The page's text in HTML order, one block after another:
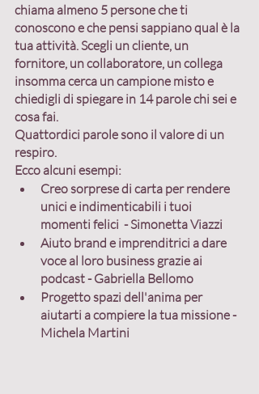
chiama almeno 5 persone che ti
conoscono e che pensi sappiano qual è la
tua attività. Scegli un cliente, un
fornitore, un collaboratore, un collega
insomma cerca un campione misto e
chiedigli di spiegare in 14 parole chi sei e
cosa fai.
Quattordici parole sono il valore di un
respiro.
Ecco alcuni esempi:
Creo sorprese di carta per rendere
unici e indimenticabili i tuoi
momenti felici  - Simonetta Viazzi
Aiuto brand e imprenditrici a dare
voce al loro business grazie ai
podcast - Gabriella Bellomo
Progetto spazi dell'anima per
aiutarti a compiere la tua missione -
Michela Martini